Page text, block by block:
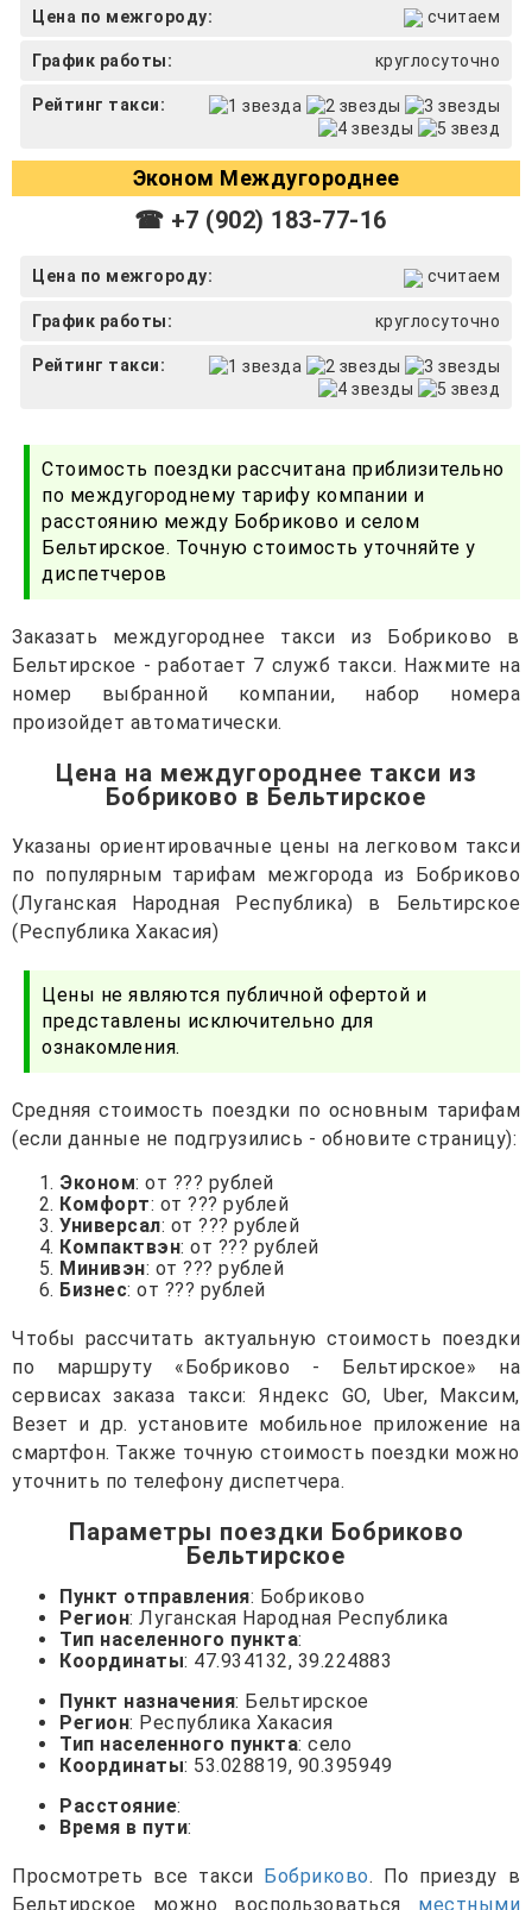
Цена по межгороду: считаем
График работы: круглосуточно
Рейтинг такси:
Эконом Междугороднее
☎ +7 (902) 183-77-16
Цена по межгороду: считаем
График работы: круглосуточно
Рейтинг такси:
Стоимость поездки рассчитана приблизительно
по междугороднему тарифу компании и
расстоянию между Бобриково и селом
Бельтирское. Точную стоимость уточняйте у
диспетчеров
Заказать междугороднее такси из Бобриково в
Бельтирское - работает 7 служб такси. Нажмите на
номер выбранной компании, набор номера
произойдет автоматически.
Цена на междугороднее такси из
Бобриково в Бельтирское
Указаны ориентировачные цены на легковом такси
по популярным тарифам межгорода из Бобриково
(Луганская Народная Республика) в Бельтирское
(Республика Хакасия)
Цены не являются публичной офертой и
представлены исключительно для
ознакомления.
Средняя стоимость поездки по основным тарифам
(если данные не подгрузились - обновите страницу):
Эконом: от ??? рублей
Комфорт: от ??? рублей
Универсал: от ??? рублей
Компактвэн: от ??? рублей
Минивэн: от ??? рублей
Бизнес: от ??? рублей
Чтобы рассчитать актуальную стоимость поездки
по маршруту «Бобриково - Бельтирское» на
сервисах заказа такси: Яндекс GO, Uber, Максим,
Везет и др. установите мобильное приложение на
смартфон. Также точную стоимость поездки можно
уточнить по телефону диспетчера.
Параметры поездки Бобриково
Бельтирское
Пункт отправления: Бобриково
Регион: Луганская Народная Республика
Тип населенного пункта:
Координаты: 47.934132, 39.224883
Пункт назначения: Бельтирское
Регион: Республика Хакасия
Тип населенного пункта: село
Координаты: 53.028819, 90.395949
Расстояние:
Время в пути:
Просмотреть все такси Бобриково. По приезду в
Бельтирское можно воспользоваться местными